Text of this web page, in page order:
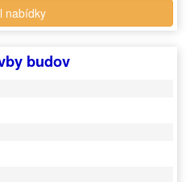
nabídky
budov